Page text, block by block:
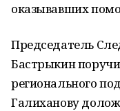
оказывавших
Председатель
Бастрыкин
регионального
Галиханову